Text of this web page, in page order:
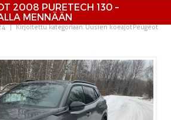
2008 PURETECH 130 –
MENNÄÄN
| Kirjoitettu kategoriaan:Uusien koeajotPeugeot